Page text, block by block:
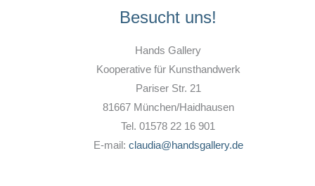
Besucht uns!
Hands Gallery
Kooperative für Kunsthandwerk
Pariser Str. 21
81667 München/Haidhausen
Tel. 01578 22 16 901
E-mail: claudia@handsgallery.de